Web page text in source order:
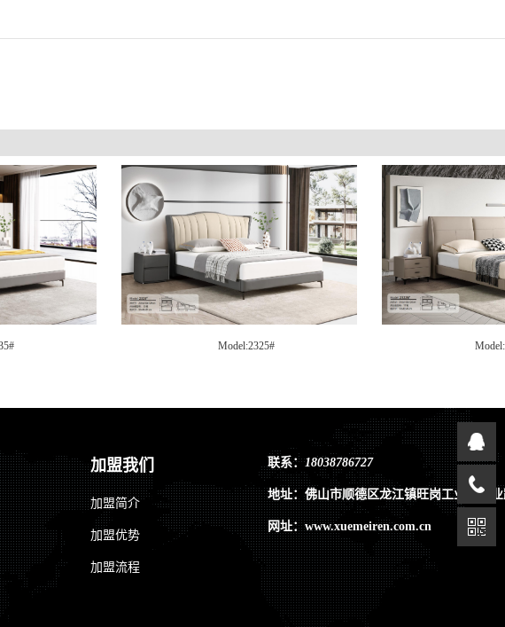
Model:2325#
加盟我们
加盟简介
加盟优势
加盟流程
联系：18038786727
地址：佛山市顺德区龙江镇旺岗工业区兴
网址：www.xuemeiren.com.cn